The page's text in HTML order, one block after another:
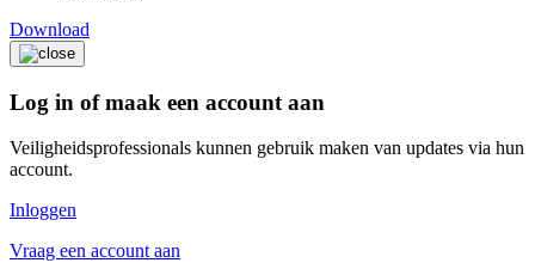
Download
Log in of maak een account aan
Veiligheidsprofessionals kunnen gebruik maken van updates via hun
account.
Inloggen
Vraag een account aan